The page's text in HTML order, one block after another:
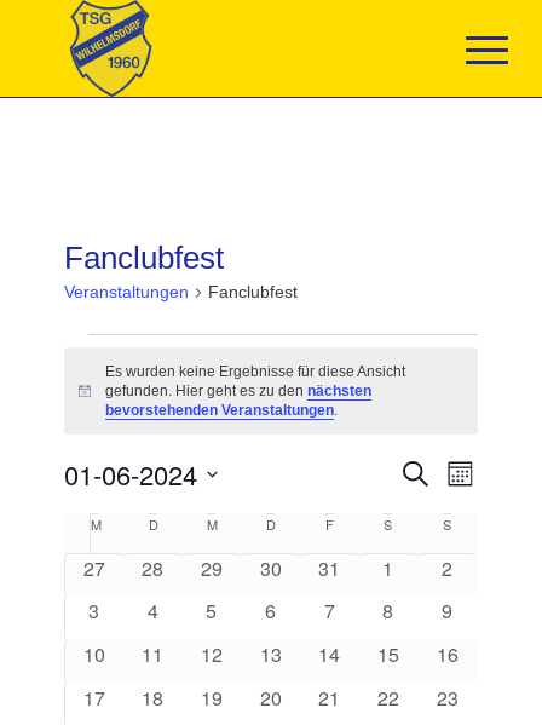
Fanclubfest
Veranstaltungen Fanclubfest
Hinweis
Es wurden keine Ergebnisse für diese Ansicht
gefunden. Hier geht es zu den nächsten
bevorstehenden Veranstaltungen.
Suche
Ansichten,
Navigation
Suche
Monat
01-06-2024
wählen.
Kalender
Veranstaltungen
M MONTAG
D DIENSTAG
M MITTWOCH
D DONNERSTAG
F FREITAG
S SAMSTAG
S
0
27
0
28
0
29
0
30
0
31
0
1
0
2
0
3
0
4
0
5
0
6
0
7
0
8
0
9
0
10
0
11
0
12
0
13
0
14
0
15
0
16
0
17
0
18
0
19
0
20
0
21
0
22
0
23